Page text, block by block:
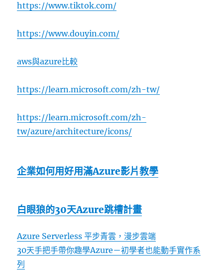
https://www.tiktok.com/
https://www.douyin.com/
aws與azure比較
https://learn.microsoft.com/zh-tw/
https://learn.microsoft.com/zh-
tw/azure/architecture/icons/
企業如何用好用滿Azure影片教學
白眼狼的30天Azure跳槽計畫
Azure Serverless 平步青雲，漫步雲端
30天手把手帶你趣學Azure－初學者也能動手實作系
列